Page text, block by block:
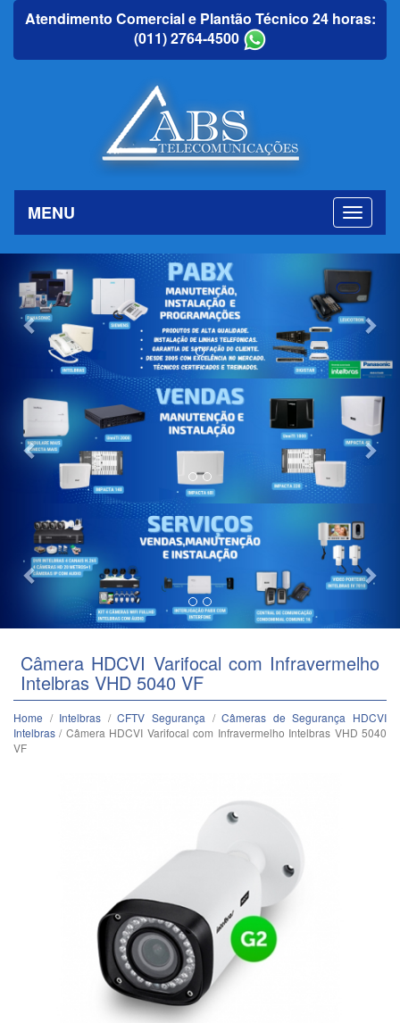
Atendimento Comercial e Plantão Técnico 24 horas:
(011) 2764-4500
MENU
Previous
Previous
Previous
Câmera HDCVI Varifocal com Infravermelho
Intelbras VHD 5040 VF
Home / Intelbras /CFTV Segurança /Câmeras de Segurança HDCVI
Intelbras / Câmera HDCVI Varifocal com Infravermelho Intelbras VHD 5040
VF